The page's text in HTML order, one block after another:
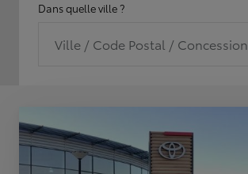
Dans quelle ville ?
Ville / Code Postal / Concession